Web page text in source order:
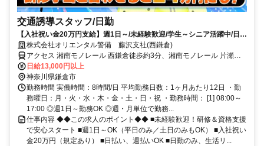
交通誘導スタッフ/日勤
【入社祝い金20万円支給】週1日～/未経験歓迎/学生～シニア活躍中/日払
い・週払いOK/履歴書不要！
株式会社オリエンタル警備 藤沢支社(西鎌倉)
アクセス 湘南モノレール 西鎌倉徒歩約3分、湘南モノレール 片瀬山
徒歩約13分、江ノ島電鉄 腰越徒歩約22分 (面接地/藤沢支社)神奈川県
藤沢市藤沢９８７－５ ヌマカミビル３Ｆ
日給13,000円以上
神奈川県鎌倉市
勤務時間 実働時間：8時間/日 平均勤務日数：1ヶ月あたり12日 ・勤
務曜日：月・火・水・木・金・土・日・祝 ・勤務時間： [1] 08:00～
17:00 ◎週1日～勤務OK ◎週・月単位で勤務...
仕事内容 ◆◆この求人のポイント◆◆ ■未経験歓迎！研修＆資格支援
で安心スタート ■週1日～OK（平日のみ／土日のみもOK） ■入社祝い
金20万円（規定あり） ■日払い、週払いOK ■日勤のみ、生活リ...